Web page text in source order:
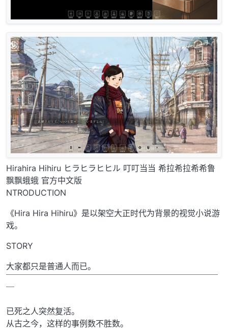
Hirahira Hihiru ヒラヒラヒヒル 叮叮当当 希拉希拉希希鲁
飘飘蛾蛾 官方中文版
NTRODUCTION
《Hira Hira Hihiru》是以架空大正时代为背景的视觉小说游
戏。
STORY
大家都只是普通人而已。
已死之人突然复活。
从古之今，这样的事例数不胜数。